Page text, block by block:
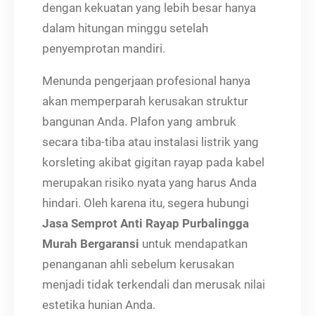
dengan kekuatan yang lebih besar hanya
dalam hitungan minggu setelah
penyemprotan mandiri.
Menunda pengerjaan profesional hanya
akan memperparah kerusakan struktur
bangunan Anda. Plafon yang ambruk
secara tiba-tiba atau instalasi listrik yang
korsleting akibat gigitan rayap pada kabel
merupakan risiko nyata yang harus Anda
hindari. Oleh karena itu, segera hubungi
Jasa Semprot Anti Rayap Purbalingga
Murah Bergaransi untuk mendapatkan
penanganan ahli sebelum kerusakan
menjadi tidak terkendali dan merusak nilai
estetika hunian Anda.